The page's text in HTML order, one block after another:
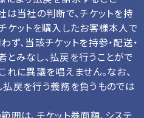
は当社の判断で、チケットを持
ケットを購入したお客様本人で
ず、当該チケットを持参・配送・
みなし、払戻を行うことがで
れに異議を唱えません。なお、
戻を行う義務を負うものでは
囲は、チケット券面額、システ